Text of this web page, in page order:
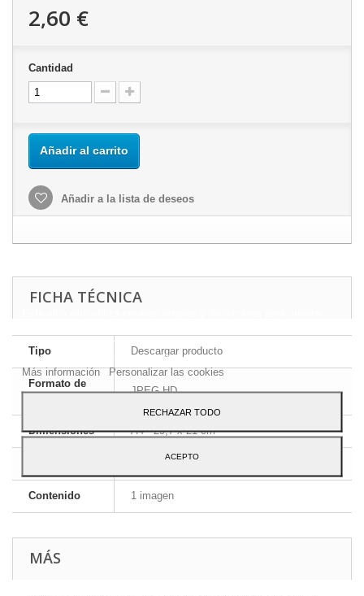
2,60 €
Cantidad
Añadir al carrito
Añadir a la lista de deseos
FICHA TÉCNICA
Tipo Descargar producto
Formato de
JPEG HD
Dimensiones A4 - 29,7 x 21 cm
Inglés y francés
Contenido 1 imagen
MÁS
preferencias mediante el análisis de sus hábitos de navegación.
Para dar su consentimiento sobre su uso pulse el botón Acepto.
Más información Personalizar las cookies
RECHAZAR TODO
ACEPTO